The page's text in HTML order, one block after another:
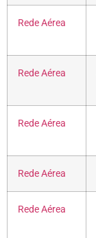
Rede Aérea
Rede Aérea
Rede Aérea
Rede Aérea
Rede Aérea